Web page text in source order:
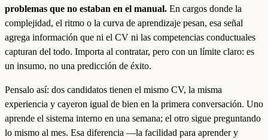
problemas que no estaban en el manual. En cargos donde la
complejidad, el ritmo o la curva de aprendizaje pesan, esa señal
agrega información que ni el CV ni las competencias conductuales
capturan del todo. Importa al contratar, pero con un límite claro: es
un insumo, no una predicción de éxito.
Pensalo así: dos candidatos tienen el mismo CV, la misma
experiencia y cayeron igual de bien en la primera conversación. Uno
aprende el sistema interno en una semana; el otro sigue preguntando
lo mismo al mes. Esa diferencia —la facilidad para aprender y